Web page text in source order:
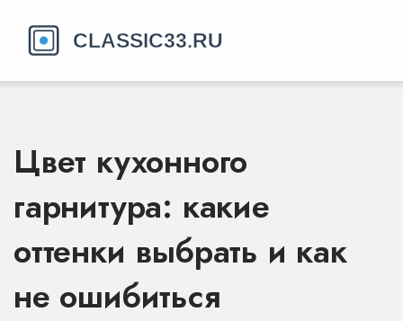
Цвет кухонного
гарнитура: какие
оттенки выбрать и как
не ошибиться